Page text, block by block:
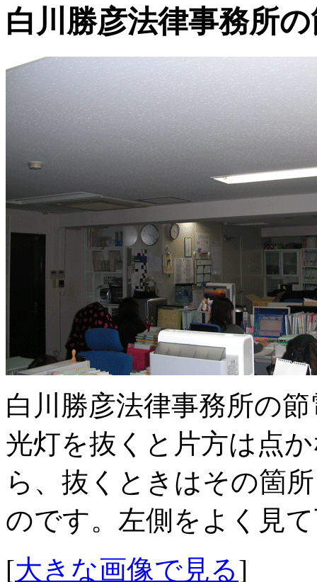
白川勝彦法律事務所
白川勝彦法律事務所の
光灯を抜くと片方は点
ら、抜くときはその箇
のです。左側をよく見
[大きな画像で見る]